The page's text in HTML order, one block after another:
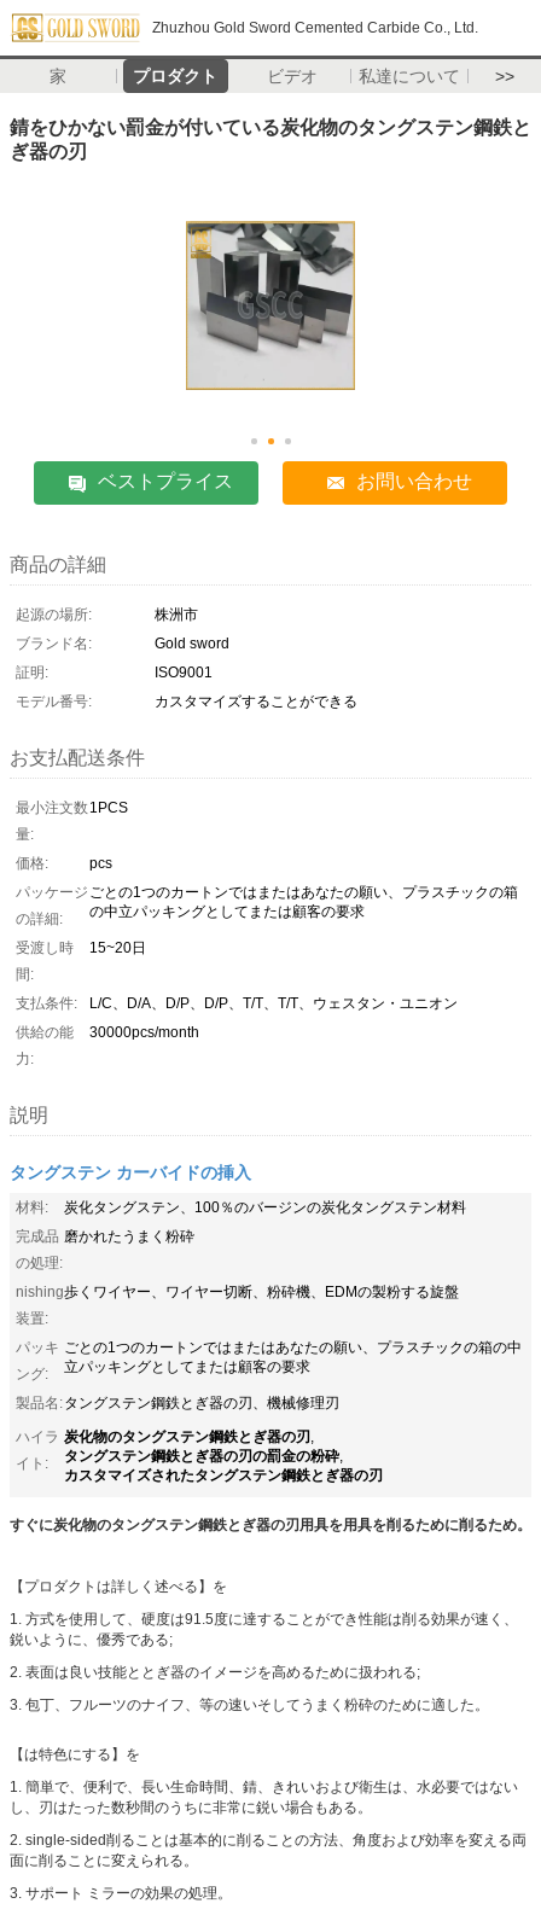
Zhuzhou Gold Sword Cemented Carbide Co., Ltd.
家 プロダクト ビデオ 私達について >>
錆をひかない罰金が付いている炭化物のタングステン鋼鉄と
ぎ器の刃
ベストプライス お問い合わせ
商品の詳細
起源の場所:
株洲市
ブランド名:
Gold sword
証明:
ISO9001
モデル番号:
カスタマイズすることができる
お支払配送条件
最小注文数
量:
1PCS
価格:
pcs
パッケージ
の詳細:
ごとの1つのカートンではまたはあなたの願い、プラスチックの箱
の中立パッキングとしてまたは顧客の要求
受渡し時
間:
15~20日
支払条件:
L/C、D/A、D/P、D/P、T/T、T/T、ウェスタン・ユニオン
供給の能
力:
30000pcs/month
説明
タングステン カーバイドの挿入
材料:
炭化タングステン、100％のバージンの炭化タングステン材料
完成品
の処理:
磨かれたうまく粉砕
nishing
装置:
歩くワイヤー、ワイヤー切断、粉砕機、EDMの製粉する旋盤
パッキ
ング:
ごとの1つのカートンではまたはあなたの願い、プラスチックの箱の中
立パッキングとしてまたは顧客の要求
製品名:タングステン鋼鉄とぎ器の刃、機械修理刃
ハイラ
イト:
炭化物のタングステン鋼鉄とぎ器の刃,
タングステン鋼鉄とぎ器の刃の罰金の粉砕,
カスタマイズされたタングステン鋼鉄とぎ器の刃
すぐに炭化物のタングステン鋼鉄とぎ器の刃用具を用具を削るために削るため。
【プロダクトは詳しく述べる】を
1. 方式を使用して、硬度は91.5度に達することができ性能は削る効果が速く、
鋭いように、優秀である;
2. 表面は良い技能ととぎ器のイメージを高めるために扱われる;
3. 包丁、フルーツのナイフ、等の速いそしてうまく粉砕のために適した。
【は特色にする】を
1. 簡単で、便利で、長い生命時間、錆、きれいおよび衛生は、水必要ではない
し、刃はたった数秒間のうちに非常に鋭い場合もある。
2. single-sided削ることは基本的に削ることの方法、角度および効率を変える両
面に削ることに変えられる。
3. サポート ミラーの効果の処理。